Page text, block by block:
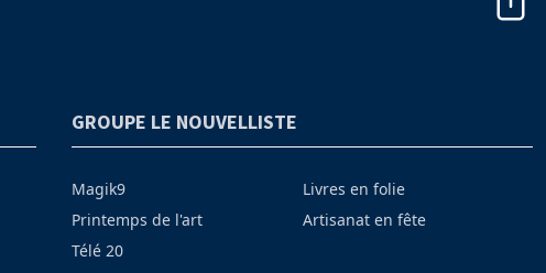
GROUPE LE NOUVELLISTE
Magik9
Printemps de l'art
Télé 20
Livres en folie
Artisanat en fête